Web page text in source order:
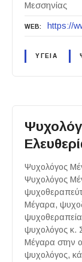
Μεσσηνίας
WEB https://
ΥΓΕΙΑ
Ψυχολόγος
Ψυχολόγος
Μέγαρα,
ψυχολόγος κ.
Μέγαρα στην
ψυχολόγος,